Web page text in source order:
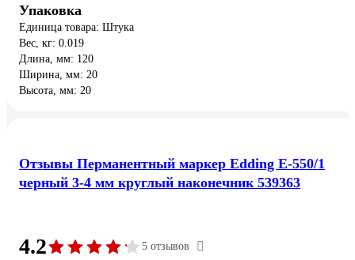
Упаковка
Единица товара: Штука
Вес, кг: 0.019
Длина, мм: 120
Ширина, мм: 20
Высота, мм: 20
Отзывы Перманентный маркер Edding E-550/1
черный 3-4 мм круглый наконечник 539363
4.2 5 отзывов